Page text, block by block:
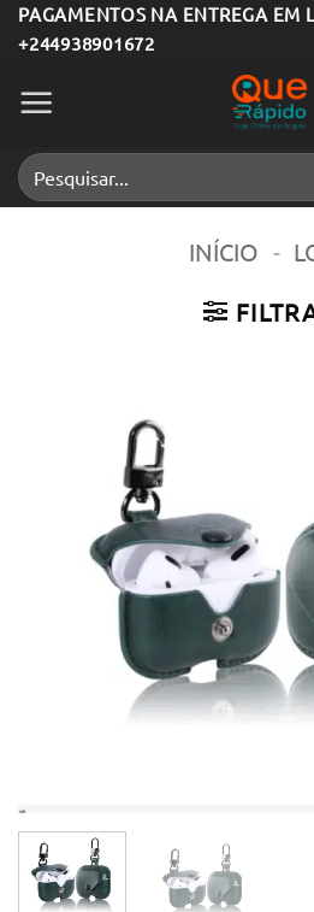
Skip
to
content
PAGAMENTOS NA ENTREGA EM
+244938901672
Pesquisar
por:
INÍCIO -